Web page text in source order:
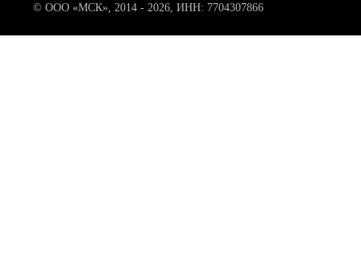
© ООО «МСК», 2014 - 2026, ИНН: 7704307866